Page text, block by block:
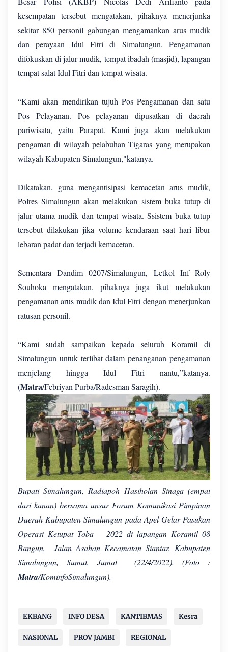
kesempatan tersebut mengatakan, pihaknya menerjunka
sekitar 850 personil gabungan mengamankan arus mudik
dan perayaan Idul Fitri di Simalungun. Pengamanan
difokuskan di jalur mudik, tempat ibadah (masjid), lapangan
tempat salat Idul Fitri dan tempat wisata.
“Kami akan mendirikan tujuh Pos Pengamanan dan satu
Pos Pelayanan. Pos pelayanan dipusatkan di daerah
pariwisata, yaitu Parapat. Kami juga akan melakukan
pengaman di wilayah pelabuhan Tigaras yang merupakan
wilayah Kabupaten Simalungun,"katanya.
Dikatakan, guna mengantisipasi kemacetan arus mudik,
Polres Simalungun akan melakukan sistem buka tutup di
jalur utama mudik dan tempat wisata. Ssistem buka tutup
tersebut dilakukan jika volume kendaraan saat hari libur
lebaran padat dan terjadi kemacetan.
Sementara Dandim 0207/Simalungun, Letkol Inf Roly
Souhoka mengatakan, pihaknya juga ikut melakukan
pengamanan arus mudik dan Idul Fitri dengan menerjunkan
ratusan personil.
“Kami sudah sampaikan kepada seluruh Koramil di
Simalungun untuk terlibat dalam penanganan pengamanan
menjelang hingga Idul Fitri nantu,”katanya.
(Matra/Febriyan Purba/Radesman Saragih).
Bupati Simalungun, Radiapoh Hasiholan Sinaga (empat
dari kanan) bersama unsur Forum Komunikasi Pimpinan
Daerah Kabupaten Simalungun pada Apel Gelar Pasukan
Operasi Ketupat Toba – 2022 di lapangan Koramil 08
Bangun, Jalan Asahan Kecamatan Siantar, Kabupaten
Simalungun, Sumut, Jumat (22/4/2022). (Foto :
Matra/KominfoSimalungun).
EKBANG INFO DESA KANTIBMAS Kesra
NASIONAL PROV JAMBI REGIONAL